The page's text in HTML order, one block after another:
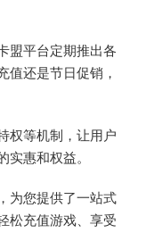
盟平台定期推出各
值还是节日促销，
权等机制，让用户
惠和权益。
为您提供了一站式
松充值游戏、享受